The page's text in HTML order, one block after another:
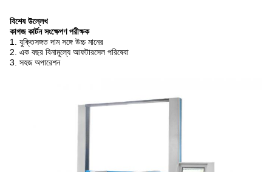
বিশেষ উল্লেখ
কাগজ কার্টন সংক্ষেপণ পরীক্ষক
1. যুক্তিসঙ্গত দাম সঙ্গে উচ্চ মানের
2. এক বছর বিনামূল্যে আফটারসেল পরিষেবা
3. সহজ অপারেশন